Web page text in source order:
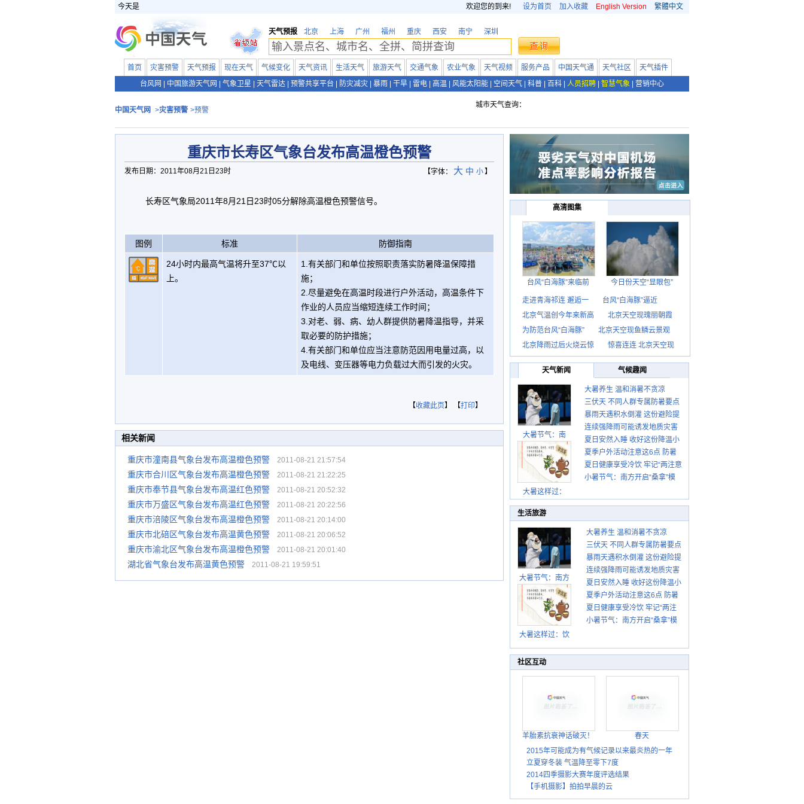
今天是 欢迎您的到来! 设为首页 加入收藏 English Version 繁體中文
天气预报 北京 上海 广州 福州 重庆 西安 南宁 深圳
首页 灾害预警 天气预报 现在天气 气候变化 天气资讯 生活天气 旅游天气 交通气象 农业气象 天气视频 服务产品 中国天气通 天气社区
天气插件
台风网
中国旅游天气网 气象卫星 天气雷达 预警共享平台 防灾减灾 暴雨 干旱 雷电 高温 风能太阳能 空间天气 科普 百科 人员招聘 智慧气象 营销中心
中国天气网 >灾害预警 >预警
城市天气查询：
重庆市长寿区气象台发布高温橙色预警
发布日期：2011年08月21日23时 【字体： 大 中 小】
长寿区气象局2011年8月21日23时05分解除高温橙色预警信号。
图例 标准 防御指南
24小时内最高气温将升至37℃以
上。
1.有关部门和单位按照职责落实防暑降温保障措
施；
2.尽量避免在高温时段进行户外活动，高温条件下
作业的人员应当缩短连续工作时间；
3.对老、弱、病、幼人群提供防暑降温指导，并采
取必要的防护措施；
4.有关部门和单位应当注意防范因用电量过高，以
及电线、变压器等电力负载过大而引发的火灾。
【收藏此页】 【打印】
相关新闻
重庆市潼南县气象台发布高温橙色预警 2011-08-21 21:57:54
重庆市合川区气象台发布高温橙色预警 2011-08-21 21:22:25
重庆市奉节县气象台发布高温红色预警 2011-08-21 20:52:32
重庆市万盛区气象台发布高温红色预警 2011-08-21 20:22:56
重庆市涪陵区气象台发布高温橙色预警 2011-08-21 20:14:00
重庆市北碚区气象台发布高温黄色预警 2011-08-21 20:06:52
重庆市渝北区气象台发布高温橙色预警 2011-08-21 20:01:40
湖北省气象台发布高温黄色预警 2011-08-21 19:59:51
高清图集
台风“白海豚”来临前 今日份天空“显眼包”
走进青海祁连 邂逅一
台风“白海豚”逼近
北京气温创今年来新高
北京天空现瑰丽朝霞
为防范台风“白海豚”
北京天空现鱼鳞云景观
北京降雨过后火烧云惊
惊喜连连 北京天空现
天气新闻 气候趣闻
大暑节气：南
大暑这样过：
大暑养生 温和消暑不贪凉
三伏天 不同人群专属防暑要点
请收好
暴雨天遇积水倒灌 这份避险提
示请收好
连续强降雨可能诱发地质灾害
这些前兆要知道
夏日安然入睡 收好这份降温小
贴士
夏季户外活动注意这6点 防暑
健身两不误
夏日健康享受冷饮 牢记“两注意
一控制”
小暑节气：南方开启“桑拿”模
生活旅游
大暑节气：南方
暑热盛行防伏旱
北方雨季陆续开
启
大暑这样过：饮
湿热保健康
大暑养生 温和消暑不贪凉
三伏天 不同人群专属防暑要点
请收好
暴雨天遇积水倒灌 这份避险提
示请收好
连续强降雨可能诱发地质灾害
这些前兆要知道
夏日安然入睡 收好这份降温小
贴士
夏季户外活动注意这6点 防暑
健身两不误
夏日健康享受冷饮 牢记“两注
意一控制”
小暑节气：南方开启“桑拿”模
社区互动
羊胎素抗衰神话破灭！
春天
2015年可能成为有气候记录以来最炎热的一年
立夏穿冬装 气温降至零下7度
2014四季摄影大赛年度评选结果
【手机摄影】拍拍早晨的云